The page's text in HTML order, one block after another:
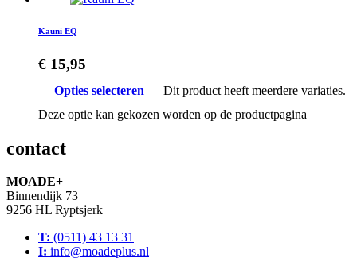
Kauni EQ
€ 15,95
Opties selecteren
Dit product heeft meerdere variaties.
Deze optie kan gekozen worden op de productpagina
contact
MOADE+
Binnendijk 73
9256 HL Ryptsjerk
T: (0511) 43 13 31
I: info@moadeplus.nl